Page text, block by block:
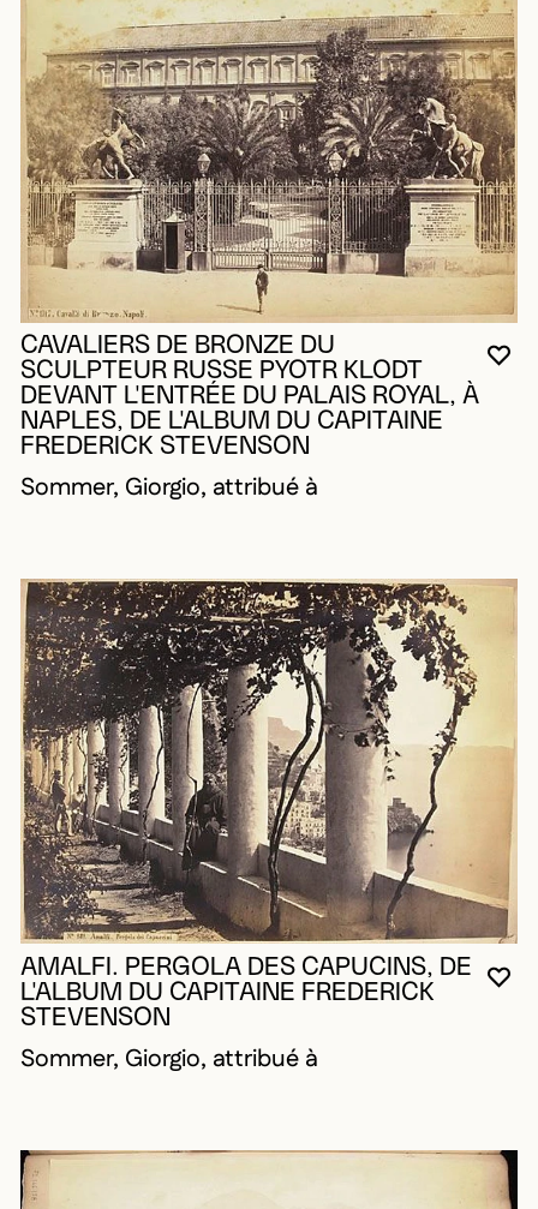
CAVALIERS DE BRONZE DU
SCULPTEUR RUSSE PYOTR KLODT
DEVANT L'ENTRÉE DU PALAIS ROYAL, À
NAPLES, DE L'ALBUM DU CAPITAINE
FREDERICK STEVENSON
Sommer, Giorgio, attribué à
AMALFI. PERGOLA DES CAPUCINS, DE
L'ALBUM DU CAPITAINE FREDERICK
STEVENSON
Sommer, Giorgio, attribué à